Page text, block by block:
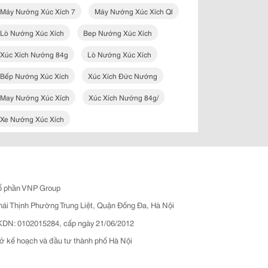
Máy Nướng Xúc Xích 7 Máy Nướng Xúc Xích Ql
Lò Nướng Xúc Xích Bep Nướng Xúc Xích
Xúc Xích Nướng 84g Lò Nướng Xúc Xích
Bếp Nướng Xúc Xích Xúc Xích Đức Nướng
May Nướng Xúc Xích Xúc Xích Nướng 84g/
Xe Nướng Xúc Xích
phần VNP Group
Thịnh Phường Trung Liệt, Quận Đống Đa, Hà Nội
0102015284, cấp ngày 21/06/2012
kế hoạch và đầu tư thành phố Hà Nội